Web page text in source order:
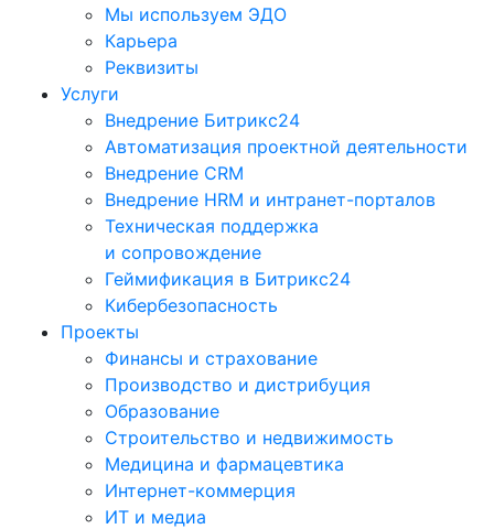
Мы используем ЭДО
Карьера
Реквизиты
Услуги
Внедрение Битрикс24
Автоматизация проектной деятельности
Внедрение CRM
Внедрение HRM и интранет-порталов
Техническая поддержка
и сопровождение
Геймификация в Битрикс24
Кибербезопасность
Проекты
Финансы и страхование
Производство и дистрибуция
Образование
Строительство и недвижимость
Медицина и фармацевтика
Интернет-коммерция
ИТ и медиа